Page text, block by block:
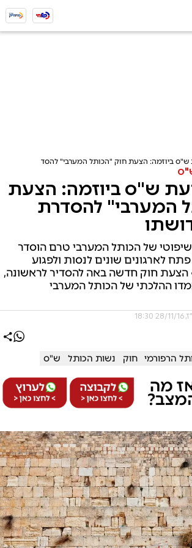
ש"ס ביוזמה: הצעת חוק "הכותל המערבי" להסדרת מעמדו
ש"ס ביוזמה: הצעת
המערבי" להסדרת
של הכותל המערבי טרם הוסדר
לארגונים שונים לנסות ולפגוע
הצעת חוק חדשה באה להסדיר לראשונה,
ההלכתי של הכותל המערבי
הרפורמי חוק נשות הכותל ש"ס